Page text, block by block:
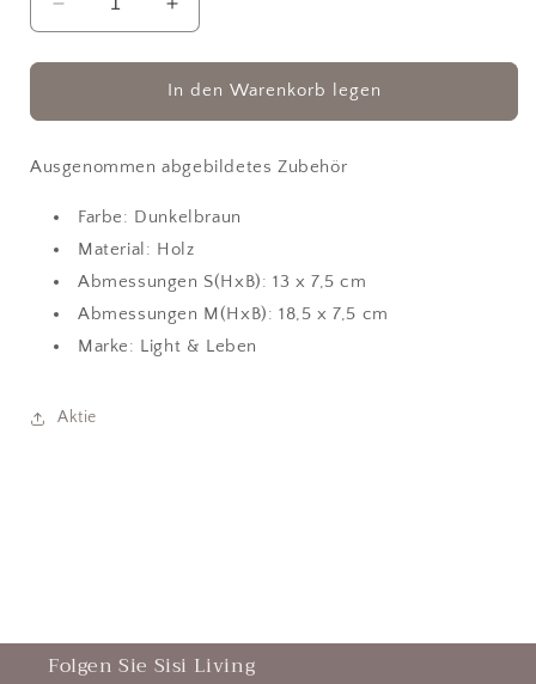
Verringere
die
Menge
Holz
Erhöhe
die
Menge
für
Holz
In den Warenkorb legen
Ausgenommen abgebildetes Zubehör
Farbe: Dunkelbraun
Material: Holz
Abmessungen S(HxB): 13 x 7,5 cm
Abmessungen M(HxB): 18,5 x 7,5 cm
Marke: Light & Leben
Aktie
Folgen Sie Sisi Living